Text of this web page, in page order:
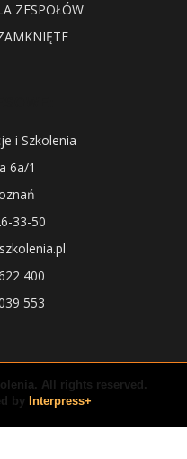
ZESPOŁÓW
i Szkolenia
6a/1
33-50
400
553
All rights reserved.
by Interpress+